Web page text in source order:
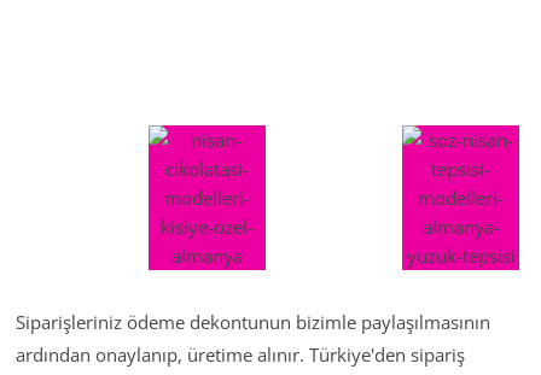
Siparişleriniz ödeme dekontunun bizimle paylaşılmasının
ardından onaylanıp, üretime alınır. Türkiye'den sipariş